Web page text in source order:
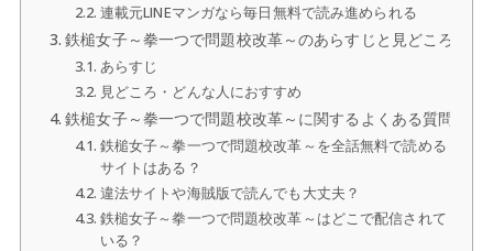
連載元LINEマンガなら毎日無料で読み進められる
鉄槌女子～拳一つで問題校改革～のあらすじと見どころ
あらすじ
見どころ・どんな人におすすめ
鉄槌女子～拳一つで問題校改革～に関するよくある質問
鉄槌女子～拳一つで問題校改革～を全話無料で読める
サイトはある？
違法サイトや海賊版で読んでも大丈夫？
鉄槌女子～拳一つで問題校改革～はどこで配信されて
いる？